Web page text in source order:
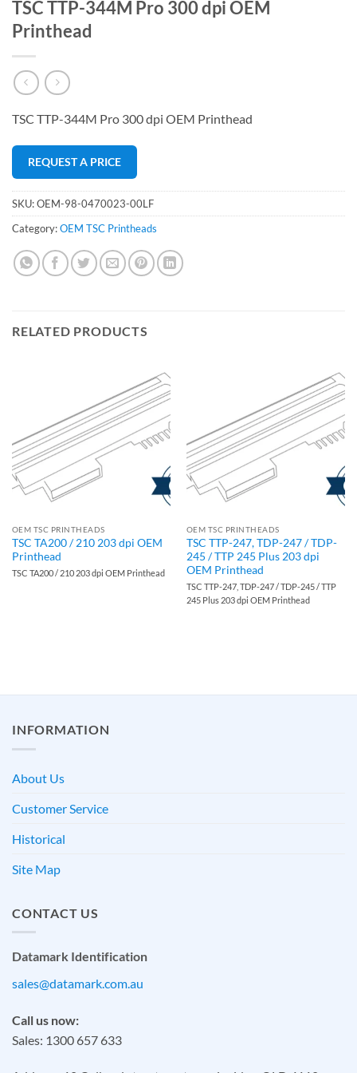
TSC TTP-344M Pro 300 dpi OEM
Printhead
TSC TTP-344M Pro 300 dpi OEM Printhead
REQUEST A PRICE
SKU:OEM-98-0470023-00LF
Category:OEM TSC Printheads
RELATED PRODUCTS
OEM TSC PRINTHEADS
TSC TA200 / 210 203 dpi OEM
Printhead
TSC TA200 / 210 203 dpi OEM Printhead
OEM TSC PRINTHEADS
TSC TTP-247, TDP-247 / TDP-
245 / TTP 245 Plus 203 dpi
OEM Printhead
TSC TTP-247, TDP-247 / TDP-245 / TTP
245 Plus 203 dpi OEM Printhead
INFORMATION
About Us
Customer Service
Historical
Site Map
CONTACT US
Datamark Identification
sales@datamark.com.au
Call us now:
Sales: 1300 657 633